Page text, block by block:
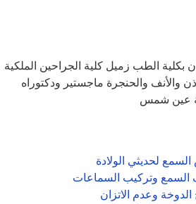
بكلية الطب زميل كلية الجراحين الملكية
والأنف والحنجرة ماجستير ودكتوراه
عين شمس
لحديثي الولادة
وتركيب السماعات
الدوخة وعدم الاتزان